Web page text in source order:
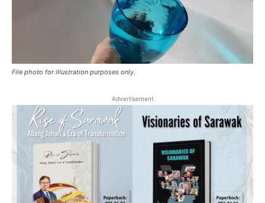
File photo for illustration purposes only.
Advertisement